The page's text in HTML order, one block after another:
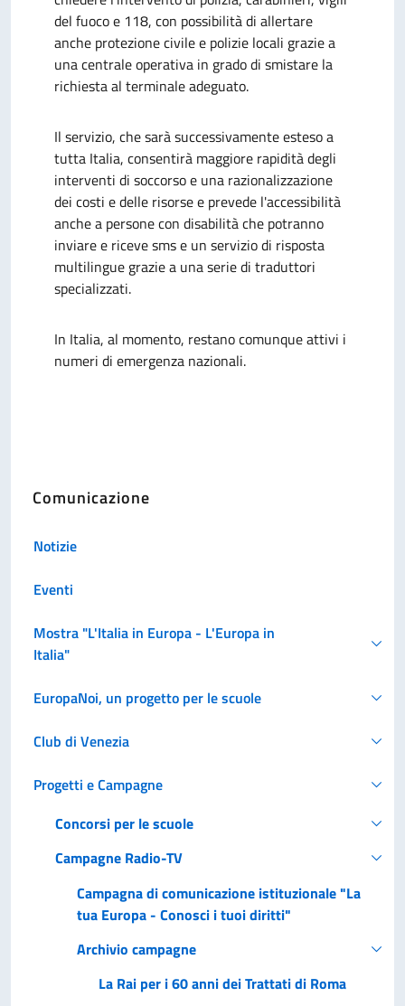
del fuoco e 118, con possibilità di allertare
anche protezione civile e polizie locali grazie a
una centrale operativa in grado di smistare la
richiesta al terminale adeguato.
Il servizio, che sarà successivamente esteso a
tutta Italia, consentirà maggiore rapidità degli
interventi di soccorso e una razionalizzazione
dei costi e delle risorse e prevede l'accessibilità
anche a persone con disabilità che potranno
inviare e riceve sms e un servizio di risposta
multilingue grazie a una serie di traduttori
specializzati.
In Italia, al momento, restano comunque attivi i
numeri di emergenza nazionali.
Comunicazione
Notizie
Eventi
Mostra "L'Italia in Europa - L'Europa in
Italia"
EuropaNoi, un progetto per le scuole
Club di Venezia
Progetti e Campagne
Concorsi per le scuole
Campagne Radio-TV
Campagna di comunicazione istituzionale "La
tua Europa - Conosci i tuoi diritti"
Archivio campagne
La Rai per i 60 anni dei Trattati di Roma